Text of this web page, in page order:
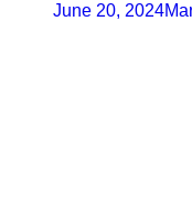
June 20, 2024